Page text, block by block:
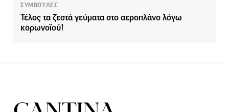
ΣΥΜΒΟΥΛΕΣ
Τέλος τα ζεστά γεύματα στο αεροπλάνο λόγω
κορωνοϊού!